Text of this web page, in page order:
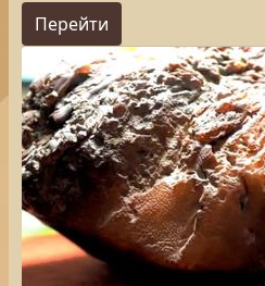
Перейти